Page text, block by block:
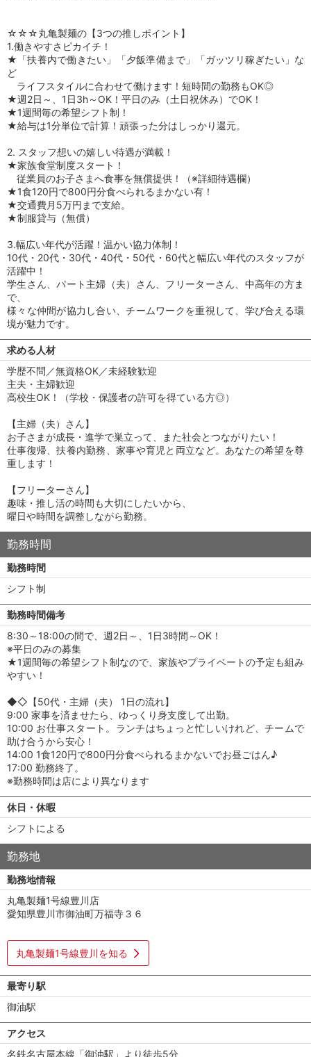
☆☆☆丸亀製麺の【3つの推しポイント】
1.働きやすさピカイチ！
★「扶養内で働きたい」「夕飯準備まで」「ガッツリ稼ぎたい」な
ど
ライフスタイルに合わせて働けます！短時間の勤務もOK◎
★週2日～、1日3h～OK！平日のみ（土日祝休み）でOK！
★1週間毎の希望シフト制！
★給与は1分単位で計算！頑張った分はしっかり還元。
2. スタッフ想いの嬉しい待遇が満載！
★家族食堂制度スタート！
従業員のお子さまへ食事を無償提供！（※詳細待遇欄）
★1食120円で800円分食べられるまかない有！
★交通費月5万円まで支給。
★制服貸与（無償）
3.幅広い年代が活躍！温かい協力体制！
10代・20代・30代・40代・50代・60代と幅広い年代のスタッフが
活躍中！
学生さん、パート主婦（夫）さん、フリーターさん、中高年の方ま
で、
様々な仲間が協力し合い、チームワークを重視して、学び合える環
境が魅力です。
求める人材
学歴不問／無資格OK／未経験歓迎
主夫・主婦歓迎
高校生OK！（学校・保護者の許可を得ている方◎）
【主婦（夫）さん】
お子さまが成長・進学で巣立って、また社会とつながりたい！
仕事復帰、扶養内勤務、家事や育児と両立など。あなたの希望を尊
重します！
【フリーターさん】
趣味・推し活の時間も大切にしたいから、
曜日や時間を調整しながら勤務。
勤務時間
勤務時間
シフト制
勤務時間備考
8:30～18:00の間で、週2日～、1日3時間～OK！
※平日のみの募集
★1週間毎の希望シフト制なので、家族やプライベートの予定も組み
やすい！
◆◇【50代・主婦（夫） 1日の流れ】
9:00 家事を済ませたら、ゆっくり身支度して出勤。
10:00 お仕事スタート。ランチはちょっと忙しいけれど、チームで
助け合うから安心！
14:00 1食120円で800円分食べられるまかないでお昼ごはん♪
17:00 勤務終了。
※勤務時間は店により異なります
休日・休暇
シフトによる
勤務地
勤務地情報
丸亀製麺1号線豊川店
愛知県豊川市御油町万福寺３６
丸亀製麺1号線豊川を知る
最寄り駅
御油駅
アクセス
名鉄名古屋本線「御油駅」より徒歩5分